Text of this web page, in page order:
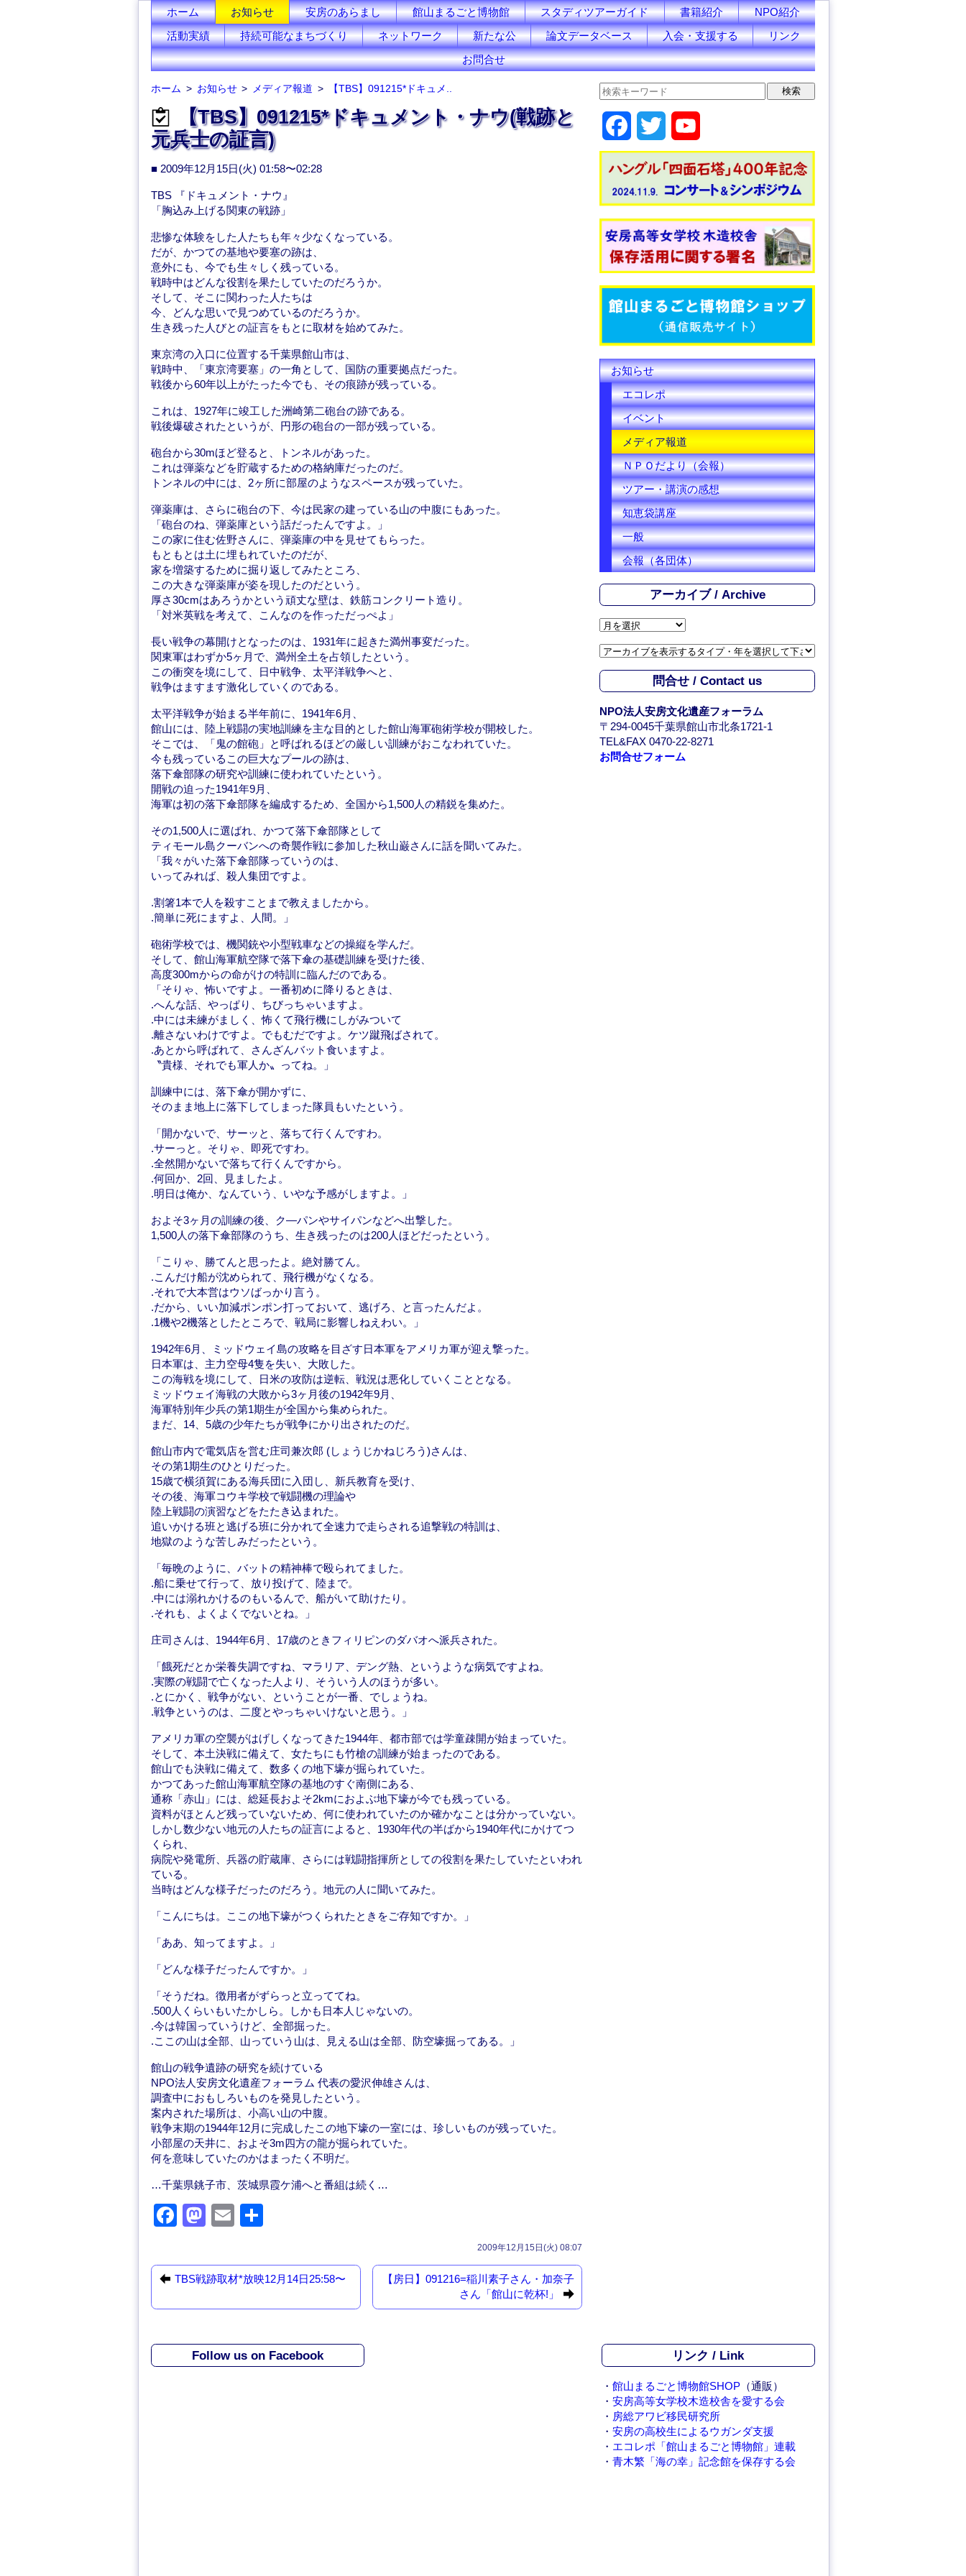
ホーム お知らせ 安房のあらまし 館山まるごと博物館 スタディツアーガイド 書籍紹介
NPO紹介
活動実績
持続可能なまちづくり ネットワーク 新たな公 論文データベース 入会・支援する
リンク
お問合せ
ホーム お知らせ メディア報道 【TBS】091215*ドキュメ..
【TBS】091215*ドキュメント・ナウ(戦跡と
元兵士の証言)
■ 2009年12月15日(火) 01:58〜02:28
TBS 『ドキュメント・ナウ』
「胸込み上げる関東の戦跡」
悲惨な体験をした人たちも年々少なくなっている。
だが、かつての基地や要塞の跡は、
意外にも、今でも生々しく残っている。
戦時中はどんな役割を果たしていたのだろうか。
そして、そこに関わった人たちは
今、どんな思いで見つめているのだろうか。
生き残った人びとの証言をもとに取材を始めてみた。
東京湾の入口に位置する千葉県館山市は、
戦時中、「東京湾要塞」の一角として、国防の重要拠点だった。
戦後から60年以上がたった今でも、その痕跡が残っている。
これは、1927年に竣工した洲崎第二砲台の跡である。
戦後爆破されたというが、円形の砲台の一部が残っている。
砲台から30mほど登ると、トンネルがあった。
これは弾薬などを貯蔵するための格納庫だったのだ。
トンネルの中には、2ヶ所に部屋のようなスペースが残っていた。
弾薬庫は、さらに砲台の下、今は民家の建っている山の中腹にもあった。
「砲台のね、弾薬庫という話だったんですよ。」
この家に住む佐野さんに、弾薬庫の中を見せてもらった。
もともとは土に埋もれていたのだが、
家を増築するために掘り返してみたところ、
この大きな弾薬庫が姿を現したのだという。
厚さ30cmはあろうかという頑丈な壁は、鉄筋コンクリート造り。
「対米英戦を考えて、こんなのを作っただっぺよ」
長い戦争の幕開けとなったのは、1931年に起きた満州事変だった。
関東軍はわずか5ヶ月で、満州全土を占領したという。
この衝突を境にして、日中戦争、太平洋戦争へと、
戦争はますます激化していくのである。
太平洋戦争が始まる半年前に、1941年6月、
館山には、陸上戦闘の実地訓練を主な目的とした館山海軍砲術学校が開校した。
そこでは、「鬼の館砲」と呼ばれるほどの厳しい訓練がおこなわれていた。
今も残っているこの巨大なプールの跡は、
落下傘部隊の研究や訓練に使われていたという。
開戦の迫った1941年9月、
海軍は初の落下傘部隊を編成するため、全国から1,500人の精鋭を集めた。
その1,500人に選ばれ、かつて落下傘部隊として
ティモール島クーバンへの奇襲作戦に参加した秋山巌さんに話を聞いてみた。
「我々がいた落下傘部隊っていうのは、
いってみれば、殺人集団ですよ。
.割箸1本で人を殺すことまで教えましたから。
.簡単に死にますよ、人間。」
砲術学校では、機関銃や小型戦車などの操縦を学んだ。
そして、館山海軍航空隊で落下傘の基礎訓練を受けた後、
高度300mからの命がけの特訓に臨んだのである。
「そりゃ、怖いですよ。一番初めに降りるときは、
.へんな話、やっぱり、ちびっちゃいますよ。
.中には未練がましく、怖くて飛行機にしがみついて
.離さないわけですよ。でもむだですよ。ケツ蹴飛ばされて。
.あとから呼ばれて、さんざんバット食いますよ。
〝貴様、それでも軍人か〟ってね。」
訓練中には、落下傘が開かずに、
そのまま地上に落下してしまった隊員もいたという。
「開かないで、サーッと、落ちて行くんですわ。
.サーっと。そりゃ、即死ですわ。
.全然開かないで落ちて行くんですから。
.何回か、2回、見ましたよ。
.明日は俺か、なんていう、いやな予感がしますよ。」
およそ3ヶ月の訓練の後、ク—パンやサイパンなどへ出撃した。
1,500人の落下傘部隊のうち、生き残ったのは200人ほどだったという。
「こりゃ、勝てんと思ったよ。絶対勝てん。
.こんだけ船が沈められて、飛行機がなくなる。
.それで大本営はウソばっかり言う。
.だから、いい加減ポンポン打っておいて、逃げろ、と言ったんだよ。
.1機や2機落としたところで、戦局に影響しねえわい。」
1942年6月、ミッドウェイ島の攻略を目ざす日本軍をアメリカ軍が迎え撃った。
日本軍は、主力空母4隻を失い、大敗した。
この海戦を境にして、日米の攻防は逆転、戦況は悪化していくこととなる。
ミッドウェイ海戦の大敗から3ヶ月後の1942年9月、
海軍特別年少兵の第1期生が全国から集められた。
まだ、14、5歳の少年たちが戦争にかり出されたのだ。
館山市内で電気店を営む庄司兼次郎 (しょうじかねじろう)さんは、
その第1期生のひとりだった。
15歳で横須賀にある海兵団に入団し、新兵教育を受け、
その後、海軍コウキ学校で戦闘機の理論や
陸上戦闘の演習などをたたき込まれた。
追いかける班と逃げる班に分かれて全速力で走らされる追撃戦の特訓は、
地獄のような苦しみだったという。
「毎晩のように、バットの精神棒で殴られてました。
.船に乗せて行って、放り投げて、陸まで。
.中には溺れかけるのもいるんで、船がいて助けたり。
.それも、よくよくでないとね。」
庄司さんは、1944年6月、17歳のときフィリピンのダバオへ派兵された。
「餓死だとか栄養失調ですね、マラリア、デング熱、というような病気ですよね。
.実際の戦闘で亡くなった人より、そういう人のほうが多い。
.とにかく、戦争がない、ということが一番、でしょうね。
.戦争というのは、二度とやっちゃいけないと思う。」
アメリカ軍の空襲がはげしくなってきた1944年、都市部では学童疎開が始まっていた。
そして、本土決戦に備えて、女たちにも竹槍の訓練が始まったのである。
館山でも決戦に備えて、数多くの地下壕が掘られていた。
かつてあった館山海軍航空隊の基地のすぐ南側にある、
通称「赤山」には、総延長およそ2kmにおよぶ地下壕が今でも残っている。
資料がほとんど残っていないため、何に使われていたのか確かなことは分かっていない。
しかし数少ない地元の人たちの証言によると、1930年代の半ばから1940年代にかけてつ
くられ、
病院や発電所、兵器の貯蔵庫、さらには戦闘指揮所としての役割を果たしていたといわれ
ている。
当時はどんな様子だったのだろう。地元の人に聞いてみた。
「こんにちは。ここの地下壕がつくられたときをご存知ですか。」
「ああ、知ってますよ。」
「どんな様子だったんですか。」
「そうだね。徴用者がずらっと立っててね。
.500人くらいもいたかしら。しかも日本人じゃないの。
.今は韓国っていうけど、全部掘った。
.ここの山は全部、山っていう山は、見える山は全部、防空壕掘ってある。」
館山の戦争遺跡の研究を続けている
NPO法人安房文化遺産フォーラム 代表の愛沢伸雄さんは、
調査中におもしろいものを発見したという。
案内された場所は、小高い山の中腹。
戦争末期の1944年12月に完成したこの地下壕の一室には、珍しいものが残っていた。
小部屋の天井に、およそ3m四方の龍が掘られていた。
何を意味していたのかはまったく不明だ。
…千葉県銚子市、茨城県霞ケ浦へと番組は続く…
F
c
e
b
o
M
st
o
d
n
E
ail
2009年12月15日(火) 08:07
TBS戦跡取材*放映12月14日25:58〜
【房日】091216=稲川素子さん・加奈子
さん「館山に乾杯!」
a
b
o
o
w
i
t
e
o
u
b
e
C
a
n
e
l
お知らせ
エコレポ
イベント
メディア報道
ＮＰＯだより（会報）
ツアー・講演の感想
知恵袋講座
一般
会報（各団体）
アーカイブ / Archive
ア
カ
イ
ブ
A
r
c
h
問合せ / Contact us
NPO法人安房文化遺産フォーラム
〒294-0045千葉県館山市北条1721-1
TEL&FAX 0470-22-8271
お問合せフォーム
Follow us on Facebook リンク / Link
・ 館山まるごと博物館SHOP（通販）
・ 安房高等女学校木造校舎を愛する会
・ 房総アワビ移民研究所
・ 安房の高校生によるウガンダ支援
・ エコレポ「館山まるごと博物館」連載
・ 青木繁「海の幸」記念館を保存する会